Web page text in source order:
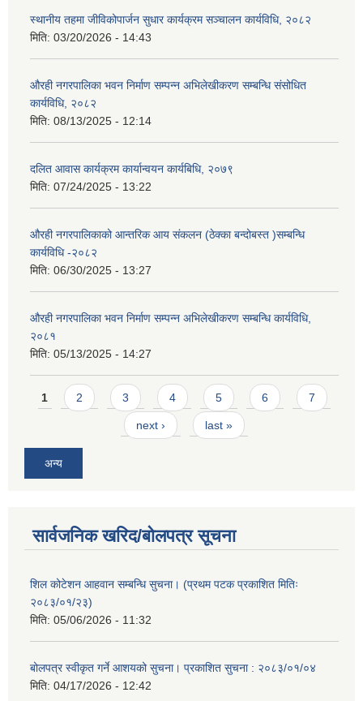
स्थानीय तहमा जीविकोपार्जन सुधार कार्यक्रम सञ्चालन कार्यविधि, २०८२
मिति: 03/20/2026 - 14:43
औरही नगरपालिका भवन निर्माण सम्पन्न अभिलेखीकरण सम्बन्धि संसोधित
कार्यविधि, २०८२
मिति: 08/13/2025 - 12:14
दलित आवास कार्यक्रम कार्यान्वयन कार्यबिधि, २०७९
मिति: 07/24/2025 - 13:22
औरही नगरपालिकाको आन्तरिक आय संकलन (ठेक्का बन्दोबस्त )सम्बन्धि
कार्यविधि -२०८२
मिति: 06/30/2025 - 13:27
औरही नगरपालिका भवन निर्माण सम्पन्न अभिलेखीकरण सम्बन्धि कार्यविधि,
२०८१
मिति: 05/13/2025 - 14:27
Pages
1 2 3 4 5 6 7
next › last »
अन्य
सार्वजनिक खरिद/बोलपत्र सूचना
शिल कोटेशन आहवान सम्बन्धि सुचना। (प्रथम पटक प्रकाशित मितिः
२०८३/०१/२३)
मिति: 05/06/2026 - 11:32
बोलपत्र स्वीकृत गर्ने आशयको सुचना। प्रकाशित सुचना : २०८३/०१/०४
मिति: 04/17/2026 - 12:42